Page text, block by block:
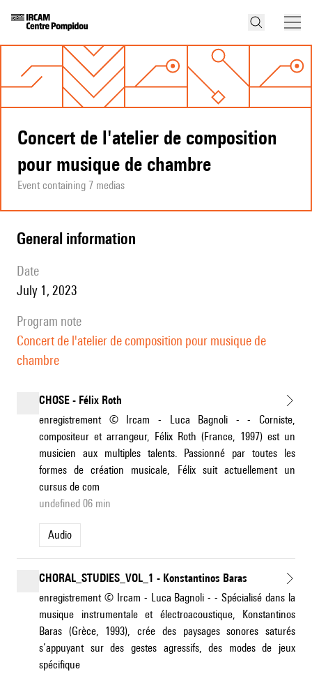
Concert de l'atelier de composition
pour musique de chambre
Event containing 7 medias
general information
date
July 1, 2023
program note
Concert de l'atelier de composition pour musique de
chambre
CHOSE - Félix Roth
enregistrement © Ircam - Luca Bagnoli - - Corniste,
compositeur et arrangeur, Félix Roth (France, 1997) est un
musicien aux multiples talents. Passionné par toutes les
formes de création musicale, Félix suit actuellement un
cursus de com
undefined 06 min
Audio
CHORAL_STUDIES_VOL_1 - Konstantinos Baras
enregistrement © Ircam - Luca Bagnoli - - Spécialisé dans la
musique instrumentale et électroacoustique, Konstantinos
Baras (Grèce, 1993), crée des paysages sonores saturés
s’appuyant sur des gestes agressifs, des modes de jeux
spécifique